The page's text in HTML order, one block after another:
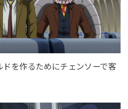
ドを作るためにチェンソーで客